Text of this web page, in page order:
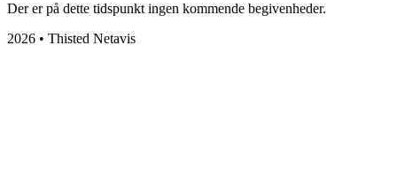
Der er på dette tidspunkt ingen kommende begivenheder.
2026 • Thisted Netavis